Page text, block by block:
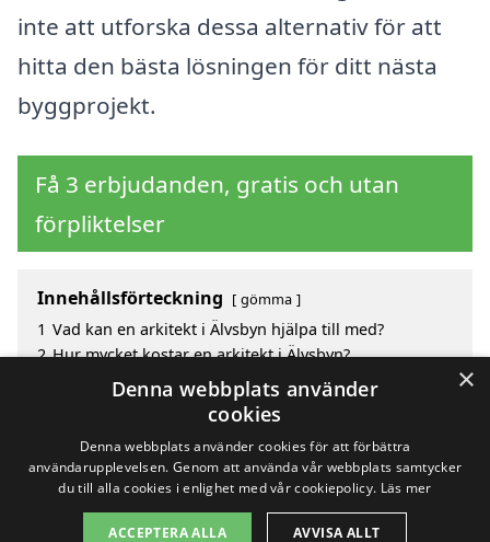
inte att utforska dessa alternativ för att
hitta den bästa lösningen för ditt nästa
byggprojekt.
Få 3 erbjudanden, gratis och utan
förpliktelser
Innehållsförteckning gömma
1 Vad kan en arkitekt i Älvsbyn hjälpa till med?
2 Hur mycket kostar en arkitekt i Älvsbyn?
Fördelar med att välja arkitekt i Älvsbyn
Sök efter en skicklig arkitekt i de omgivande städerna
Copyright 2026 - Pilanto Aps
×
Denna webbplats använder
cookies
Denna webbplats använder cookies för att förbättra
användarupplevelsen. Genom att använda vår webbplats samtycker
du till alla cookies i enlighet med vår cookiepolicy. Läs mer
ACCEPTERA ALLA AVVISA ALLT